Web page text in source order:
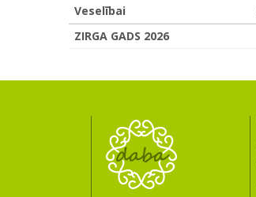
Veselībai
ZIRGA GADS 2026